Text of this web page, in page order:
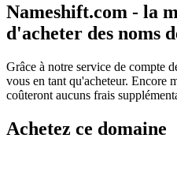
Nameshift.com - la
d'acheter des noms
Grâce à notre service de compte
vous en tant qu'acheteur. Encore
coûteront aucuns frais
Achetez ce domaine